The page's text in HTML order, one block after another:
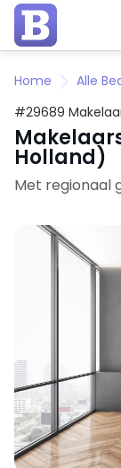
Home
Alle
#29689
Holland)
Holland)
Met regionaal